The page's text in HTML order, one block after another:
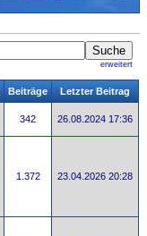
erweitert
Beiträge Letzter Beitrag
342 26.08.2024 17:36
1.372 23.04.2026 20:28